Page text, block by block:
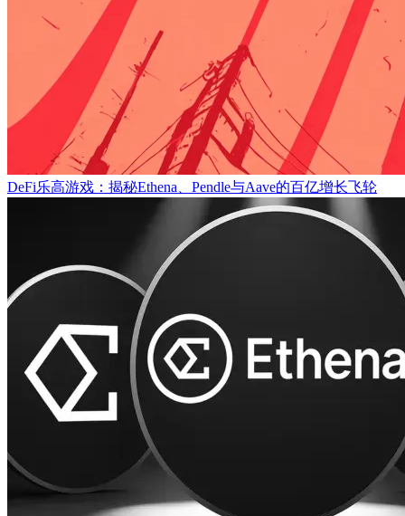
DeFi乐高游戏：揭秘Ethena、Pendle与Aave的百亿增长飞轮